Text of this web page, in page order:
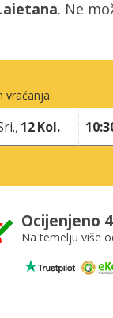
Italiano
Русский
. Ne
vraćanja:
12Kol.
Ocijenjeno
Na temelju više